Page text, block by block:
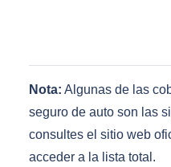
Nota: Algunas de las
seguro de auto son las
consultes el sitio web
acceder a la lista total.